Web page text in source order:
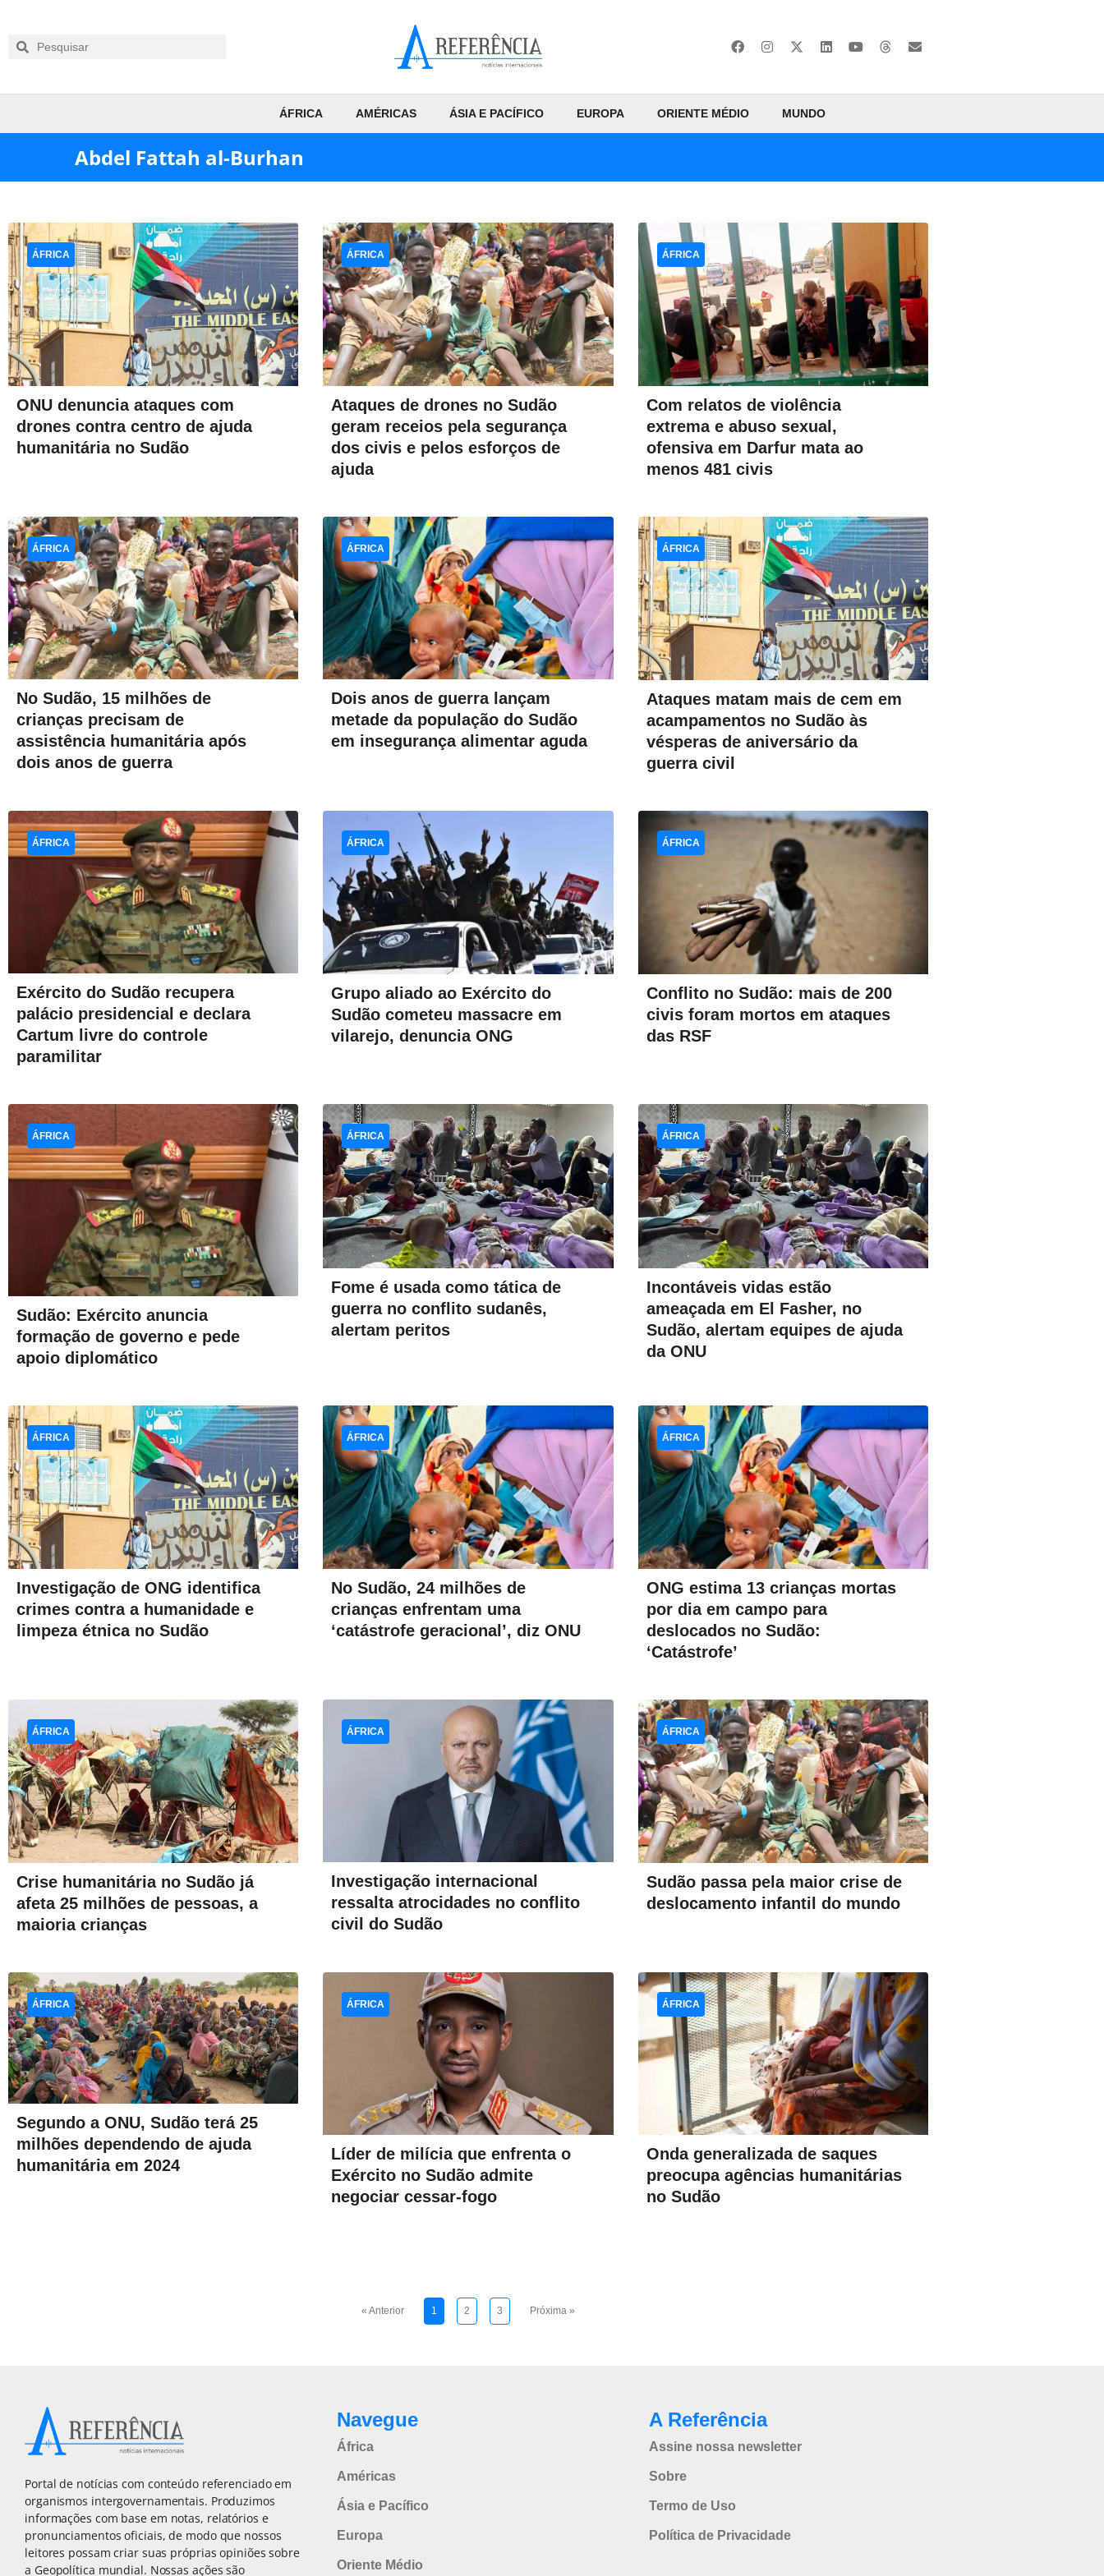
ÁFRICA AMÉRICAS ÁSIA E PACÍFICO EUROPA ORIENTE MÉDIO MUNDO
Abdel Fattah al-Burhan
ONU denuncia ataques com
drones contra centro de ajuda
humanitária no Sudão
ÁFRICA
Ataques de drones no Sudão
geram receios pela segurança
dos civis e pelos esforços de
ajuda
ÁFRICA
Com relatos de violência
extrema e abuso sexual,
ofensiva em Darfur mata ao
menos 481 civis
ÁFRICA
No Sudão, 15 milhões de
crianças precisam de
assistência humanitária após
dois anos de guerra
ÁFRICA
Dois anos de guerra lançam
metade da população do Sudão
em insegurança alimentar aguda
ÁFRICA
Ataques matam mais de cem em
acampamentos no Sudão às
vésperas de aniversário da
guerra civil
ÁFRICA
Exército do Sudão recupera
palácio presidencial e declara
Cartum livre do controle
paramilitar
ÁFRICA
Grupo aliado ao Exército do
Sudão cometeu massacre em
vilarejo, denuncia ONG
ÁFRICA
Conflito no Sudão: mais de 200
civis foram mortos em ataques
das RSF
ÁFRICA
Sudão: Exército anuncia
formação de governo e pede
apoio diplomático
ÁFRICA
Fome é usada como tática de
guerra no conflito sudanês,
alertam peritos
ÁFRICA
Incontáveis ​​vidas estão
ameaçada em El Fasher, no
Sudão, alertam equipes de ajuda
da ONU
ÁFRICA
Investigação de ONG identifica
crimes contra a humanidade e
limpeza étnica no Sudão
ÁFRICA
No Sudão, 24 milhões de
crianças enfrentam uma
‘catástrofe geracional’, diz ONU
ÁFRICA
ONG estima 13 crianças mortas
por dia em campo para
deslocados no Sudão:
‘Catástrofe’
ÁFRICA
Crise humanitária no Sudão já
afeta 25 milhões de pessoas, a
maioria crianças
ÁFRICA
Investigação internacional
ressalta atrocidades no conflito
civil do Sudão
ÁFRICA
Sudão passa pela maior crise de
deslocamento infantil do mundo
ÁFRICA
Segundo a ONU, Sudão terá 25
milhões dependendo de ajuda
humanitária em 2024
ÁFRICA
Líder de milícia que enfrenta o
Exército no Sudão admite
negociar cessar-fogo
ÁFRICA
Onda generalizada de saques
preocupa agências humanitárias
no Sudão
ÁFRICA
« Anterior 1 2 3 Próxima »
Portal de notícias com conteúdo referenciado em
organismos intergovernamentais. Produzimos
informações com base em notas, relatórios e
pronunciamentos oficiais, de modo que nossos
leitores possam criar suas próprias opiniões sobre
a Geopolítica mundial. Nossas ações são
Navegue
África
Américas
Ásia e Pacífico
Europa
Oriente Médio
A Referência
Assine nossa newsletter
Sobre
Termo de Uso
Política de Privacidade